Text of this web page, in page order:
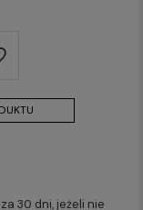
30 dni, jeżeli nie